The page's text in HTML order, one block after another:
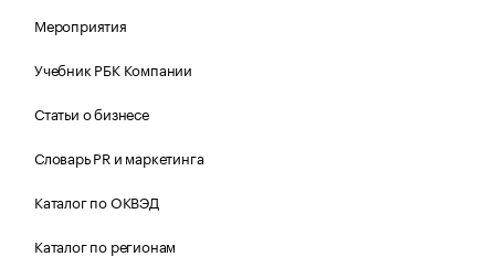
Мероприятия
Учебник РБК Компании
Статьи о бизнесе
Словарь PR и маркетинга
Каталог по ОКВЭД
Каталог по регионам